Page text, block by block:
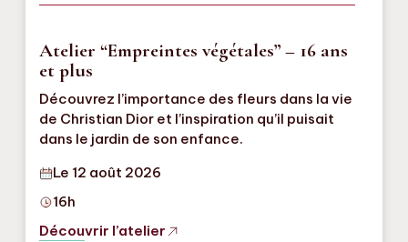
Atelier “Empreintes végétales” – 16 ans
et plus
Découvrez l’importance des fleurs dans la vie
de Christian Dior et l’inspiration qu’il puisait
dans le jardin de son enfance.
Le 12 août 2026
16h
Découvrir l’atelier